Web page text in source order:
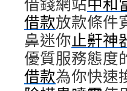
借款放款條件
鼻迷你止鼾神
優質服務態度
借款為你快速